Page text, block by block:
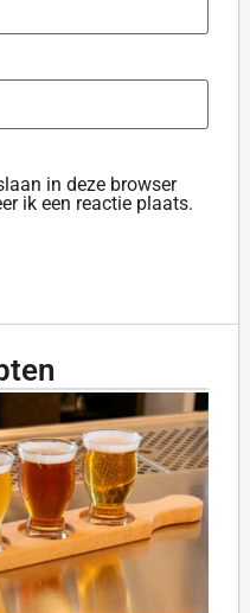
in deze browser
ik een reactie plaats.